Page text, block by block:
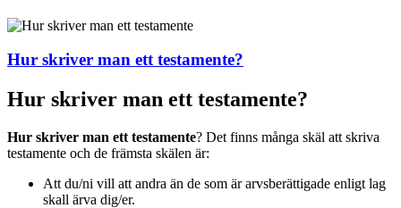
Hur skriver man ett testamente?
Hur skriver man ett testamente?
Hur skriver man ett testamente? Det finns många skäl att skriva
testamente och de främsta skälen är:
Att du/ni vill att andra än de som är arvsberättigade enligt lag
skall ärva dig/er.